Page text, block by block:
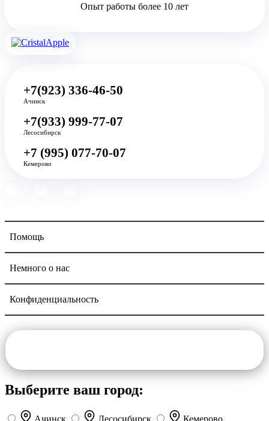
Опыт работы более 10 лет
Помощь
Немного о нас
Конфиденциальность
+7(923) 336-46-50
Ачинск
+7(933) 999-77-07
Лесосибирск
+7 (995) 077-70-07
Кемерово
Navigation
Выберите ваш город:
Ачинск Лесосибирск Кемерово